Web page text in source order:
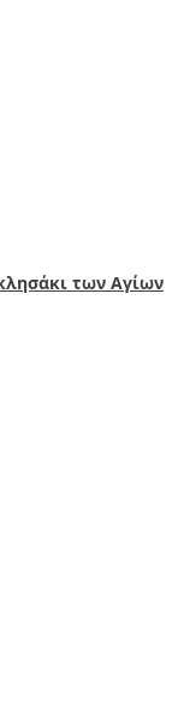
των Αγίων